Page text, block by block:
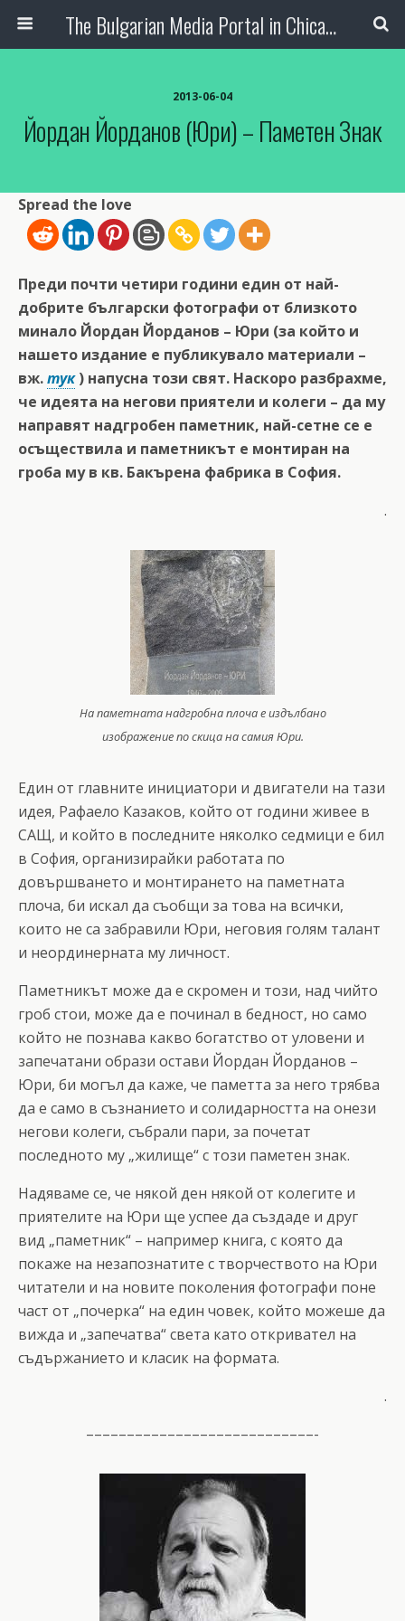
The Bulgarian Media Portal in Chicago
2013-06-04
Йордан Йорданов (Юри) – Паметен Знак
Spread the love
Преди почти четири години един от най-
добрите български фотографи от близкото
минало Йордан Йорданов – Юри (за който и
нашето издание е публикувало материали –
вж.тук) напусна този свят. Наскоро разбрахме,
че идеята на негови приятели и колеги – да му
направят надгробен паметник, най-сетне се е
осъществила и паметникът е монтиран на
гроба му в кв. Бакърена фабрика в София.
.
На паметната надгробна плоча е издълбано
изображение по скица на самия Юри.
Един от главните инициатори и двигатели на тази
идея, Рафаело Казаков, който от години живее в
САЩ, и който в последните няколко седмици е бил
в София, организирайки работата по
довършването и монтирането на паметната
плоча, би искал да съобщи за това на всички,
които не са забравили Юри, неговия голям талант
и неординерната му личност.
Паметникът може да е скромен и този, над чийто
гроб стои, може да е починал в бедност, но само
който не познава какво богатство от уловени и
запечатани образи остави Йордан Йорданов –
Юри, би могъл да каже, че паметта за него трябва
да е само в съзнанието и солидарността на онези
негови колеги, събрали пари, за почетат
последното му „жилище“ с този паметен знак.
Надяваме се, че някой ден някой от колегите и
приятелите на Юри ще успее да създаде и друг
вид „паметник“ – например книга, с която да
покаже на незапознатите с творчеството на Юри
читатели и на новите поколения фотографи поне
част от „почерка“ на един човек, който можеше да
вижда и „запечатва“ света като откривател на
съдържанието и класик на формата.
.
––––––––––––––––––––––––––––-